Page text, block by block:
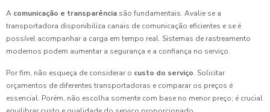
A comunicação e transparência são fundamentais. Avalie se a
transportadora disponibiliza canais de comunicação eficientes e se é
possível acompanhar a carga em tempo real. Sistemas de rastreamento
modernos podem aumentar a segurança e a confiança no serviço.
Por fim, não esqueça de considerar o custo do serviço. Solicitar
orçamentos de diferentes transportadoras e comparar os preços é
essencial. Porém, não escolha somente com base no menor preço; é crucial